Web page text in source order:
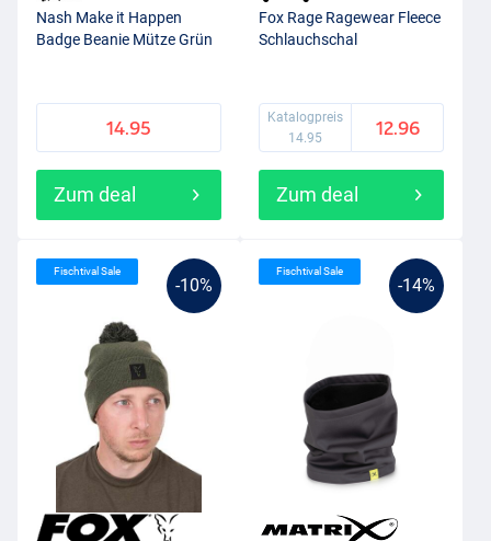
Nash Make it Happen
Badge Beanie Mütze Grün
14.95
Zum deal
Fox Rage Ragewear Fleece
Schlauchschal
Katalogpreis
14.95
12.96
Zum deal
-10%
Fischtival Sale
-14%
Fischtival Sale